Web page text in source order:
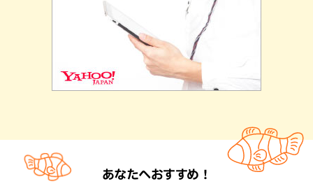
あなたへおすすめ！